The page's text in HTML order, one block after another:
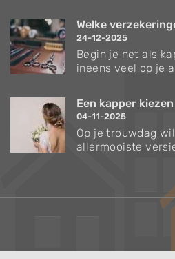
Welke
24-12-2025
Begin je net als
ineens veel op je
Een kapper
04-11-2025
Op je trouwdag
allermooiste